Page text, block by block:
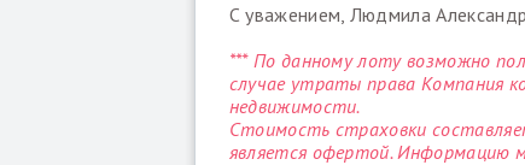
С уважением, Людмила
*** По данному лоту возможно
случае утраты права Компания
недвижимости.
Стоимость страховки
является офертой. Информацию